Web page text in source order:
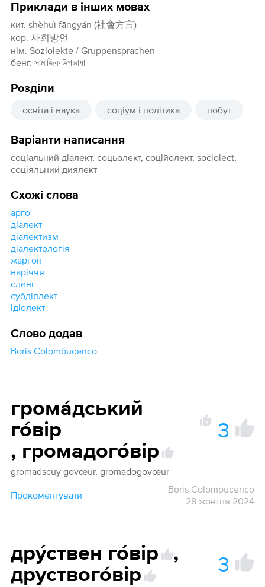
Приклади в інших мовах
кит. shèhuì fāngyán (社會方言)
кор. 사회방언
нім. Soziolekte / Gruppensprachen
бенг. সামাজিক উপভাষা
Розділи
освіта і наука соціум і політика побут
Варіанти написання
соціальний діалект, соцьолект, соційолект, sociolect,
соціяльний диялект
Схожі слова
арго
діалект
діалектизм
діалектологія
жаргон
наріччя
сленг
субдіялект
ідіолект
Слово додав
Boris Colomóucenco
грома́дський
го́вір
, громадого́вір
3
gromadscuy govœur, gromadogovœur
Прокоментувати
Boris Colomóucenco
28 жовтня 2024
дру́ствен го́вір
,
друствого́вір
3